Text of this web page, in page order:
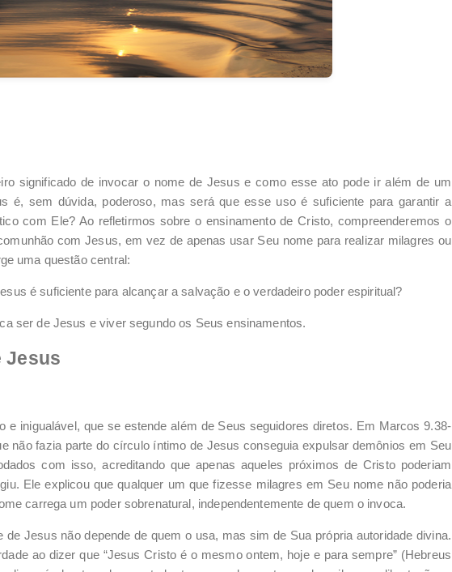
significado de invocar o nome de Jesus e como esse ato pode ir além de um
é, sem dúvida, poderoso, mas será que esse uso é suficiente para garantir a
com Ele? Ao refletirmos sobre o ensinamento de Cristo, compreenderemos o
com Jesus, em vez de apenas usar Seu nome para realizar milagres ou
uma questão central:
é suficiente para alcançar a salvação e o verdadeiro poder espiritual?
ser de Jesus e viver segundo os Seus ensinamentos.
Jesus
e inigualável, que se estende além de Seus seguidores diretos. Em Marcos 9.38-
não fazia parte do círculo íntimo de Jesus conseguia expulsar demônios em Seu
com isso, acreditando que apenas aqueles próximos de Cristo poderiam
Ele explicou que qualquer um que fizesse milagres em Seu nome não poderia
carrega um poder sobrenatural, independentemente de quem o invoca.
Jesus não depende de quem o usa, mas sim de Sua própria autoridade divina.
ao dizer que “Jesus Cristo é o mesmo ontem, hoje e para sempre” (Hebreus